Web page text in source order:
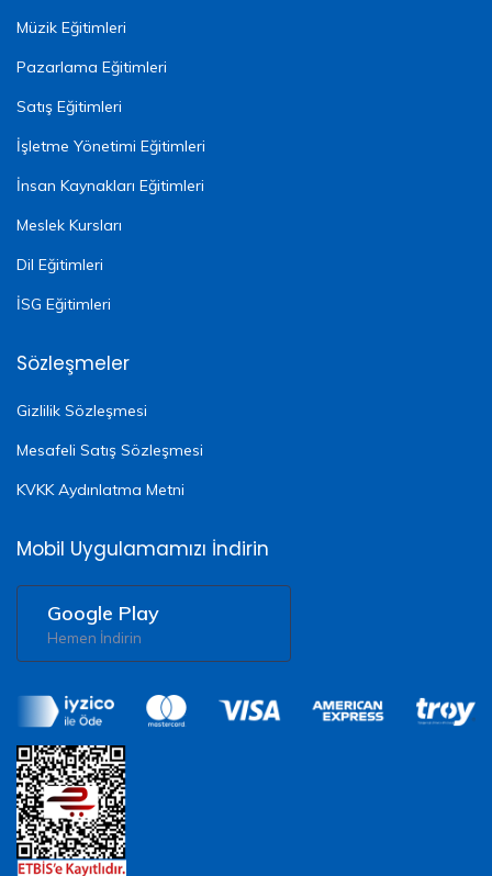
Müzik Eğitimleri
Pazarlama Eğitimleri
Satış Eğitimleri
İşletme Yönetimi Eğitimleri
İnsan Kaynakları Eğitimleri
Meslek Kursları
Dil Eğitimleri
İSG Eğitimleri
Sözleşmeler
Gizlilik Sözleşmesi
Mesafeli Satış Sözleşmesi
KVKK Aydınlatma Metni
Mobil Uygulamamızı İndirin
Google Play
Hemen İndirin